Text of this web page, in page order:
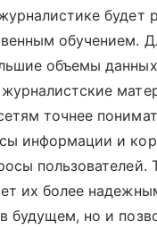
будет
обучением.
объемы
журналистские
точнее
информации и
пользователей.
их более
будущем, но и